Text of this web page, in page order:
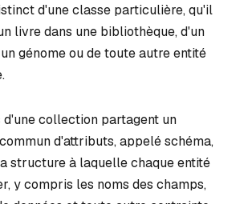
d'une classe particulière, qu'il
livre dans une bibliothèque, d'un
génome ou de toute autre entité
d'une collection partagent un
d'attributs, appelé schéma,
structure à laquelle chaque entité
y compris les noms des champs,